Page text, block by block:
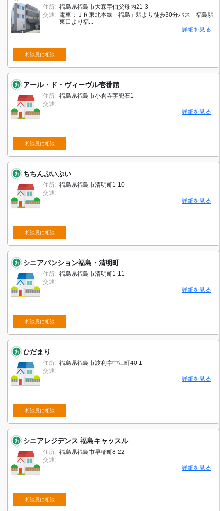
住所: 福島県福島市大森字伯父母内21-3
交通:
電車：ＪＲ東北本線「福島」駅より徒歩30分バス：福島駅
東口より福...
詳細を見る
相談員に相談
アール・ド・ヴィーヴル壱番館
住所: 福島県福島市小倉寺字兜石1
交通: -
詳細を見る
相談員に相談
ちちんぷいぷい
住所: 福島県福島市清明町1-10
交通: -
詳細を見る
相談員に相談
シニアパンション福島・清明町
住所: 福島県福島市清明町1-11
交通: -
詳細を見る
相談員に相談
ひだまり
住所: 福島県福島市渡利字中江町40-1
交通: -
詳細を見る
相談員に相談
シニアレジデンス 福島キャッスル
住所: 福島県福島市早稲町8-22
交通: -
詳細を見る
相談員に相談